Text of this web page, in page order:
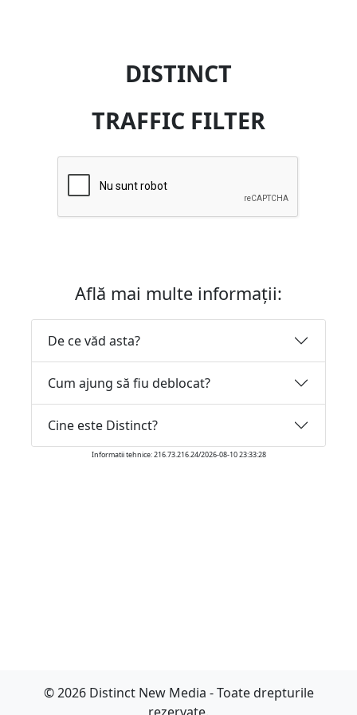
DISTINCT
TRAFFIC FILTER
Află mai multe informații:
De ce văd asta?
Cum ajung să fiu deblocat?
Cine este Distinct?
Informatii tehnice: 216.73.216.24/2026-08-10 23:33:28
© 2026 Distinct New Media - Toate drepturile